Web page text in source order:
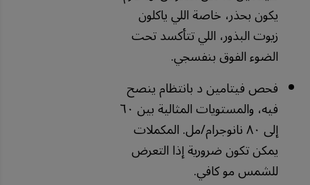
يكون بحذر، خاصة اللي ياكلون
زيوت البذور، اللي تتأكسد تحت
الضوء الفوق بنفسجي.
فحص فيتامين د بانتظام ينصح
فيه، والمستويات المثالية بين ٦٠
إلى ٨٠ نانوجرام/مل. المكملات
يمكن تكون ضرورية إذا التعرض
للشمس مو كافي.